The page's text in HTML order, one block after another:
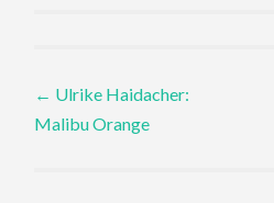
Post
navigation
← Ulrike Haidacher:
Malibu Orange